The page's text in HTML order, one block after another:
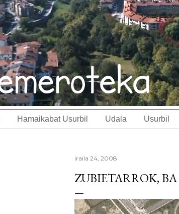
Hamaikabat Usurbil Udala Usurbil
iraila 24, 2008
ZUBIETARROK,